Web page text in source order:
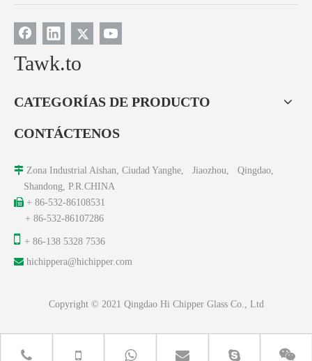
Tawk.to
CATEGORÍAS DE PRODUCTO
CONTÁCTENOS
 Zona Industrial Aishan, Ciudad Yanghe, Jiaozhou, Qingdao,
Shandong, P.R.CHINA
 + 86-532-86108531
+ 86-532-86107286
 + 86-138 5328 7536
 hichippera@hichipper.com
Copyright © 2021 Qingdao Hi Chipper Glass Co., Ltd